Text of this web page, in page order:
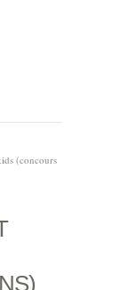
(concours